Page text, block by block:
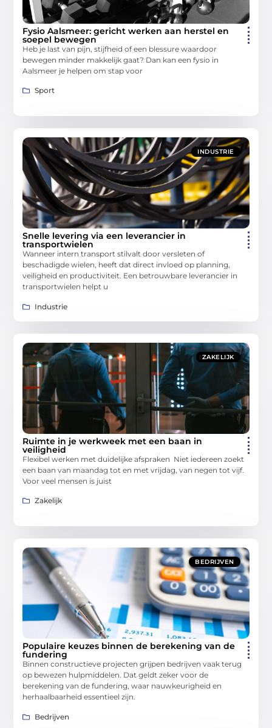
Fysio Aalsmeer: gericht werken aan herstel en
soepel bewegen
Heb je last van pijn, stijfheid of een blessure waardoor
bewegen minder makkelijk gaat? Dan kan een fysio in
Aalsmeer je helpen om stap voor
Sport
INDUSTRIE
Snelle levering via een leverancier in
transportwielen
Wanneer intern transport stilvalt door versleten of
beschadigde wielen, heeft dat direct invloed op planning,
veiligheid en productiviteit. Een betrouwbare leverancier in
transportwielen helpt u
Industrie
ZAKELIJK
Ruimte in je werkweek met een baan in
veiligheid
Flexibel werken met duidelijke afspraken Niet iedereen zoekt
een baan van maandag tot en met vrijdag, van negen tot vijf.
Voor veel mensen is juist
Zakelijk
BEDRIJVEN
Populaire keuzes binnen de berekening van de
fundering
Binnen constructieve projecten grijpen bedrijven vaak terug
op bewezen hulpmiddelen. Dat geldt zeker voor de
berekening van de fundering, waar nauwkeurigheid en
herhaalbaarheid essentieel zijn.
Bedrijven